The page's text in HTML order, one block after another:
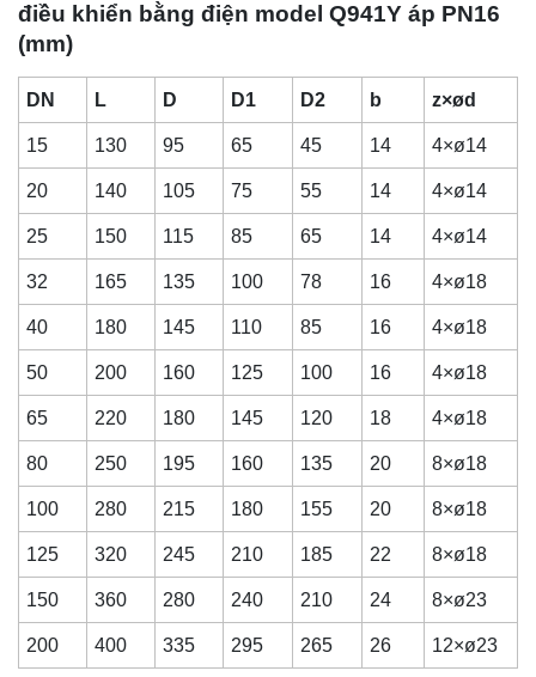
điều khiển bằng điện model Q941Y áp PN16
(mm)
DN L D D1 D2 b z×ød
15 130 95 65 45 14 4×ø14
20 140 105 75 55 14 4×ø14
25 150 115 85 65 14 4×ø14
32 165 135 100 78 16 4×ø18
40 180 145 110 85 16 4×ø18
50 200 160 125 100 16 4×ø18
65 220 180 145 120 18 4×ø18
80 250 195 160 135 20 8×ø18
100 280 215 180 155 20 8×ø18
125 320 245 210 185 22 8×ø18
150 360 280 240 210 24 8×ø23
200 400 335 295 265 26 12×ø23